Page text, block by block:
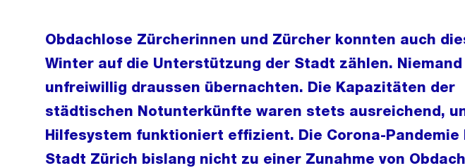
Obdachlose Zürcherinnen und Zürcher konnten auch
Winter auf die Unterstützung der Stadt zählen.
unfreiwillig draussen übernachten. Die Kapazitäten der
städtischen Notunterkünfte waren stets ausreichend,
Hilfesystem funktioniert effizient. Die Corona-Pandemie
Stadt Zürich bislang nicht zu einer Zunahme von